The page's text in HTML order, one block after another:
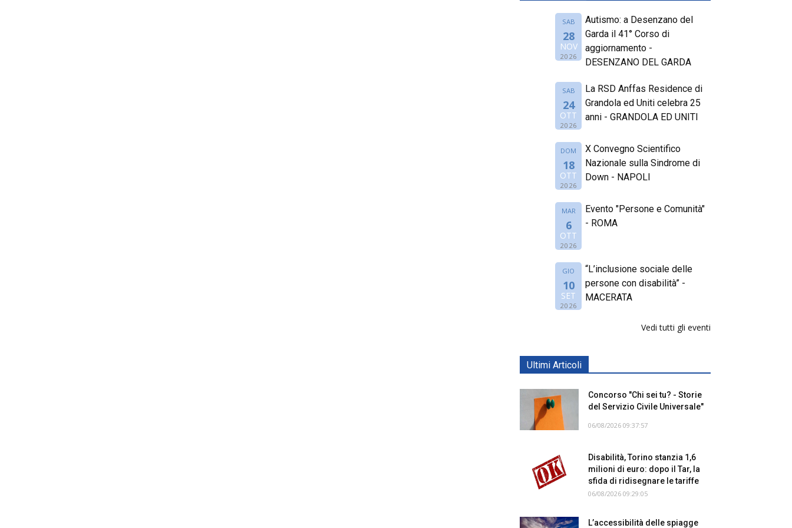
SAB
28
NOV
2026
Autismo: a Desenzano del
Garda il 41° Corso di
aggiornamento -
DESENZANO DEL GARDA
SAB
24
OTT
2026
La RSD Anffas Residence di
Grandola ed Uniti celebra 25
anni - GRANDOLA ED UNITI
DOM
18
OTT
2026
X Convegno Scientifico
Nazionale sulla Sindrome di
Down - NAPOLI
MAR
6
OTT
2026
Evento "Persone e Comunità"
- ROMA
GIO
10
SET
2026
“L’inclusione sociale delle
persone con disabilità” -
MACERATA
Vedi tutti gli eventi
Ultimi Articoli
Concorso "Chi sei tu? - Storie
del Servizio Civile Universale"
06/08/2026 09:37:57
Disabilità, Torino stanzia 1,6
milioni di euro: dopo il Tar, la
sfida di ridisegnare le tariffe
06/08/2026 09:29:05
L’accessibilità delle spiagge